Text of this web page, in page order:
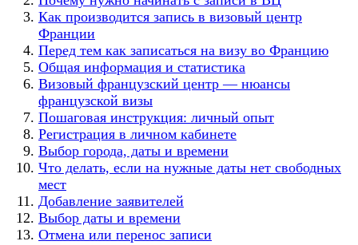
Как производится запись в визовый центр
Франции
Перед тем как записаться на визу во Францию
Общая информация и статистика
Визовый французский центр — нюансы
французской визы
Пошаговая инструкция: личный опыт
Регистрация в личном кабинете
Выбор города, даты и времени
Что делать, если на нужные даты нет свободных
мест
Добавление заявителей
Выбор даты и времени
Отмена или перенос записи